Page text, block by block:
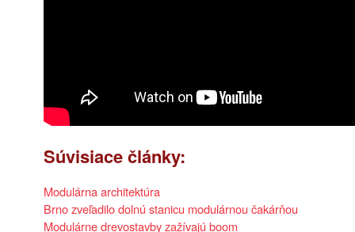
Súvisiace články:
Modulárna architektúra
Brno zveľadilo dolnú stanicu modulárnou čakárňou
Modulárne drevostavby zažívajú boom